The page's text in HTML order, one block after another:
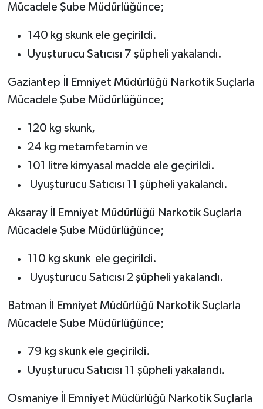
Mücadele Şube Müdürlüğünce;
140 kg skunk ele geçirildi.
Uyuşturucu Satıcısı 7 şüpheli yakalandı.
Gaziantep İl Emniyet Müdürlüğü Narkotik Suçlarla
Mücadele Şube Müdürlüğünce;
120 kg skunk,
24 kg metamfetamin ve
101 litre kimyasal madde ele geçirildi.
Uyuşturucu Satıcısı 11 şüpheli yakalandı.
Aksaray İl Emniyet Müdürlüğü Narkotik Suçlarla
Mücadele Şube Müdürlüğünce;
110 kg skunk ele geçirildi.
Uyuşturucu Satıcısı 2 şüpheli yakalandı.
Batman İl Emniyet Müdürlüğü Narkotik Suçlarla
Mücadele Şube Müdürlüğünce;
79 kg skunk ele geçirildi.
Uyuşturucu Satıcısı 11 şüpheli yakalandı.
Osmaniye İl Emniyet Müdürlüğü Narkotik Suçlarla